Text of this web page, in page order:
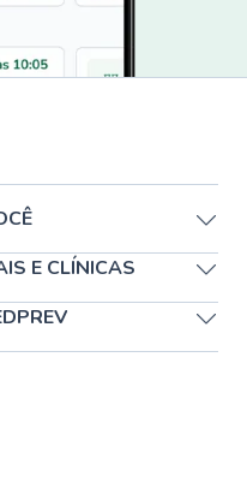
E CLÍNICAS